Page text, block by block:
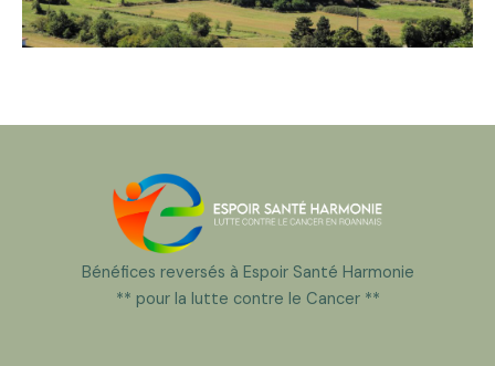
Bénéfices reversés à Espoir Santé Harmonie
** pour la lutte contre le Cancer **